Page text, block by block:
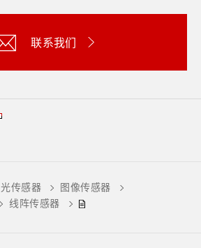
联系我们
光传感器
图像传感器
线阵传感器